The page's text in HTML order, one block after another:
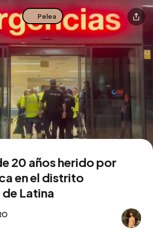
Buscar en esta zona
Pelea
20 años herido por
en el distrito
Latina